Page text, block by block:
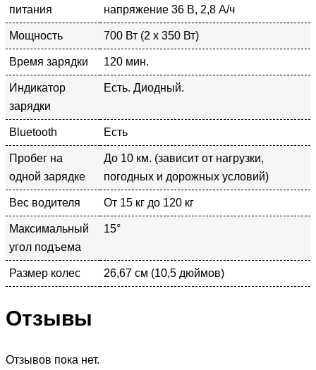
питания
напряжение 36 В, 2,8 А/ч
Мощность 700 Вт (2 х 350 Вт)
Время зарядки 120 мин.
Индикатор
зарядки
Есть. Диодный.
Bluetooth Есть
Пробег на
одной зарядке
До 10 км. (зависит от нагрузки,
погодных и дорожных условий)
Вес водителя От 15 кг до 120 кг
Максимальный
угол подъема
15°
Размер колес 26,67 см (10,5 дюймов)
Отзывы
Отзывов пока нет.